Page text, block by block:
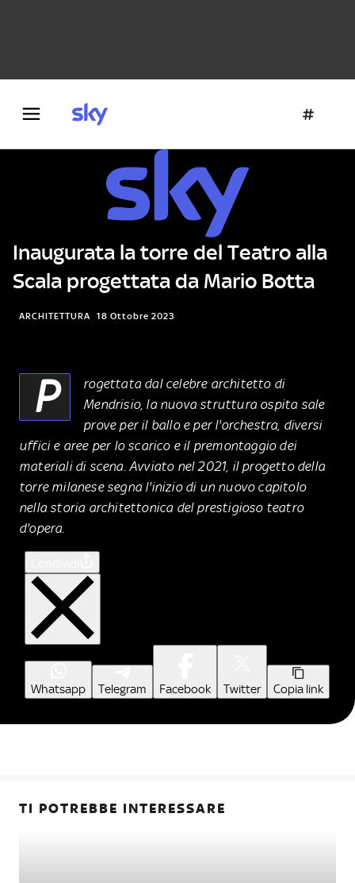
Inaugurata la torre del Teatro alla
Scala progettata da Mario Botta
ARCHITETTURA 18 Ottobre 2023
P
rogettata dal celebre architetto di
Mendrisio, la nuova struttura ospita sale
prove per il ballo e per l'orchestra, diversi
uffici e aree per lo scarico e il premontaggio dei
materiali di scena. Avviato nel 2021, il progetto della
torre milanese segna l'inizio di un nuovo capitolo
nella storia architettonica del prestigioso teatro
d'opera.
Whatsapp Telegram Facebook Twitter Copia link
TI POTREBBE INTERESSARE